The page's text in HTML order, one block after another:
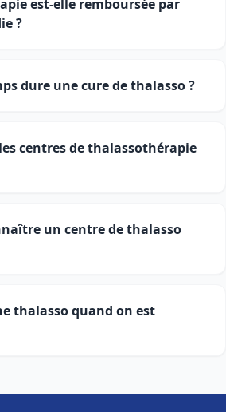
est-elle remboursée par
?
dure une cure de thalasso ?
centres de thalassothérapie
un centre de thalasso
thalasso quand on est